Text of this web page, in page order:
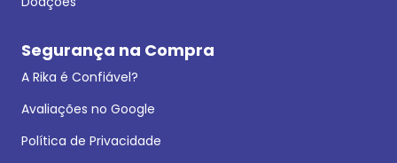
Segurança na Compra
A Rika é Confiável?
Avaliações no Google
Política de Privacidade